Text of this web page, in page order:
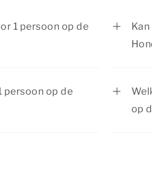
1 persoon op de
persoon op de
op